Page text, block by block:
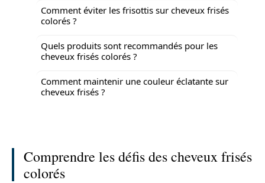
Comment éviter les frisottis sur cheveux frisés
colorés ?
Quels produits sont recommandés pour les
cheveux frisés colorés ?
Comment maintenir une couleur éclatante sur
cheveux frisés ?
Comprendre les défis des cheveux frisés
colorés